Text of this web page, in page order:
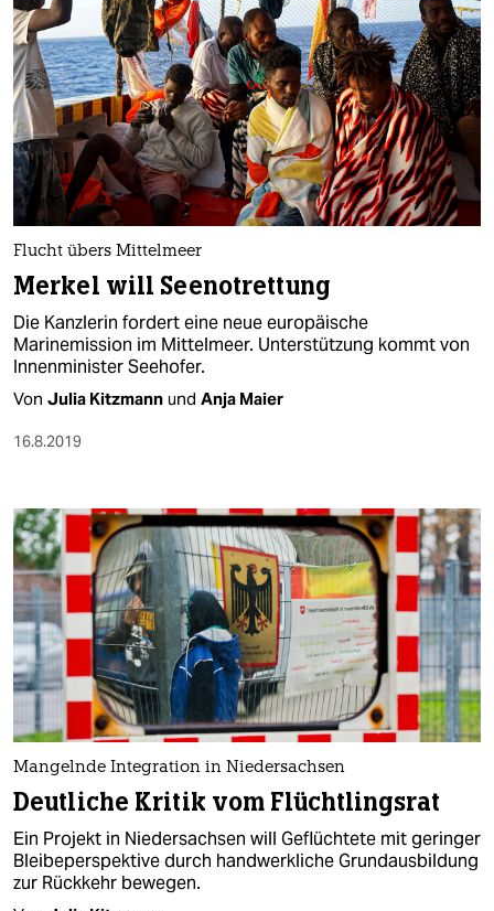
Flucht übers Mittelmeer
Merkel will Seenotrettung
Die Kanzlerin fordert eine neue europäische
Marinemission im Mittelmeer. Unterstützung kommt von
Innenminister Seehofer.
Von Julia Kitzmann und Anja Maier
16.8.2019
Mangelnde Integration in Niedersachsen
Deutliche Kritik vom Flüchtlingsrat
Ein Projekt in Niedersachsen will Geflüchtete mit geringer
Bleibeperspektive durch handwerkliche Grundausbildung
zur Rückkehr bewegen.